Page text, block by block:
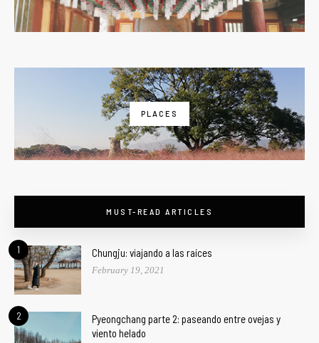
PLACES
MUST-READ ARTICLES
1 Chungju: viajando a las raíces
February 19, 2021
2
Pyeongchang parte 2: paseando entre ovejas y
viento helado